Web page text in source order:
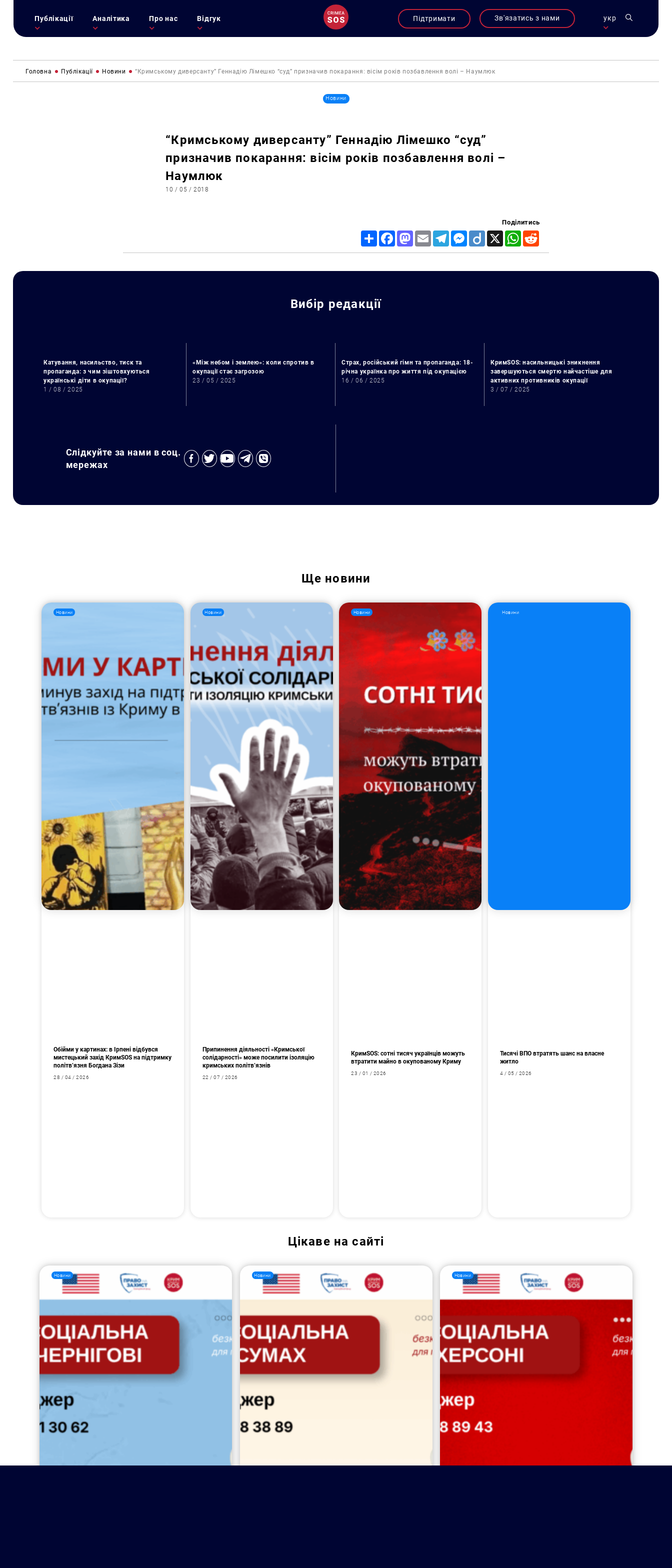
Публікації Аналітика Про нас Відгук Підтримати Зв'язатись з нами укр
Пошук за запитом:
Головна Публікації Новини “Кримському диверсанту” Геннадію Лімешко “суд” призначив покарання: вісім років позбавлення волі – Наумлюк
Новини
“Кримському диверсанту” Геннадію Лімешко “суд”
призначив покарання: вісім років позбавлення волі –
Наумлюк
10 / 05 / 2018
Поділитись
Share FacebookMastodon
Email TelegramMessenger
Diigo X WhatsApp
Вибір редакції
Катування, насильство, тиск та
пропаганда: з чим зіштовхуються
українські діти в окупації?
1 / 08 / 2025
«Між небом і землею»: коли спротив в
окупації стає загрозою
23 / 05 / 2025
Страх, російський гімн та пропаганда: 18-
річна українка про життя під окупацією
16 / 06 / 2025
КримSOS: насильницькі зникнення
завершуються смертю найчастіше для
активних противників окупації
3 / 07 / 2025
Слідкуйте за нами в соц.
мережах
Ще новини
Новини
Обійми у картинах: в Ірпені відбувся
мистецький захід КримSOS на підтримку
політв’язня Богдана Зізи
28 / 04 / 2026
Новини
Припинення діяльності «Кримської
солідарності» може посилити ізоляцію
кримських політв’язнів
22 / 07 / 2026
Новини
КримSOS: сотні тисяч українців можуть
втратити майно в окупованому Криму
23 / 01 / 2026
Новини
Тисячі ВПО втратять шанс на власне
житло
4 / 05 / 2026
Цікаве на сайті
Новини Новини Новини